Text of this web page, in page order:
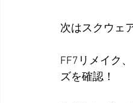
次はスクウェ
FF7リメイク
ズを確認！